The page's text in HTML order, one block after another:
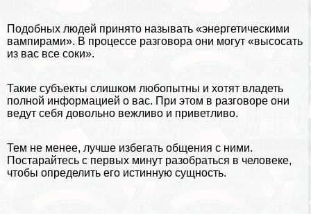
Подобных людей принято называть «энергетическими
вампирами». В процессе разговора они могут «высосать
из вас все соки».
Такие субъекты слишком любопытны и хотят владеть
полной информацией о вас. При этом в разговоре они
ведут себя довольно вежливо и приветливо.
Тем не менее, лучше избегать общения с ними.
Постарайтесь с первых минут разобраться в человеке,
чтобы определить его истинную сущность.